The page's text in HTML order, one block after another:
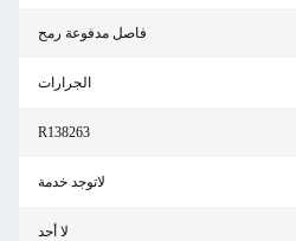
فاصل مدفوعة رمح
الجرارات
R138263
لاتوجد خدمة
لا أحد